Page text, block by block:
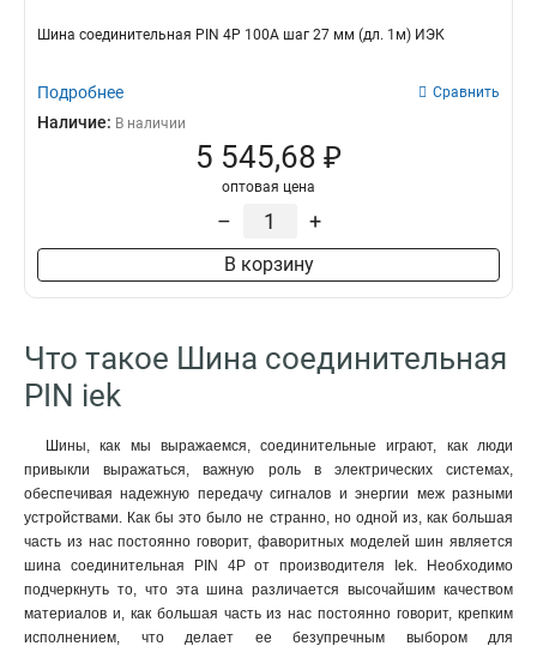
Шина соединительная PIN 4Р 100А шаг 27 мм (дл. 1м) ИЭК
Подробнее Сравнить
Наличие: В наличии
5 545,68 ₽
оптовая цена
– +
В корзину
Что такое Шина соединительная
PIN iek
Шины, как мы выражаемся, соединительные играют, как люди
привыкли выражаться, важную роль в электрических системах,
обеспечивая надежную передачу сигналов и энергии меж разными
устройствами. Как бы это было не странно, но одной из, как большая
часть из нас постоянно говорит, фаворитных моделей шин является
шина соединительная PIN 4P от производителя Iek. Необходимо
подчеркнуть то, что эта шина различается высочайшим качеством
материалов и, как большая часть из нас постоянно говорит, крепким
исполнением, что делает ее безупречным выбором для